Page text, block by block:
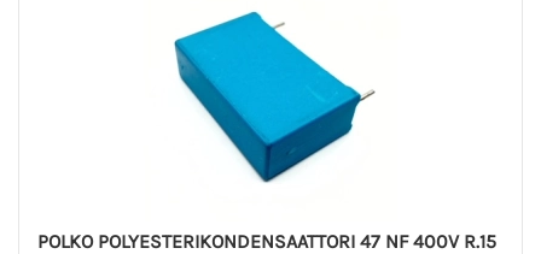
POLKO POLYESTERIKONDENSAATTORI 47 NF 400V R.15